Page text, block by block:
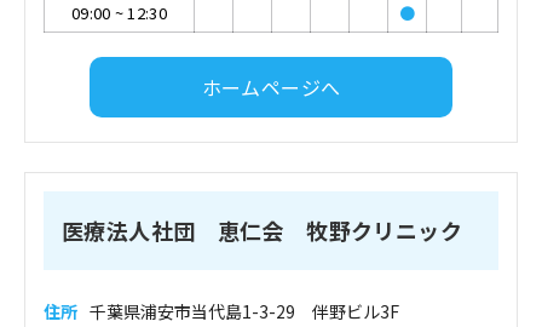
09:00 ~12:30 ●
ホームページへ
医療法人社団 恵仁会 牧野クリニック
住所 千葉県浦安市当代島1-3-29 伴野ビル3F